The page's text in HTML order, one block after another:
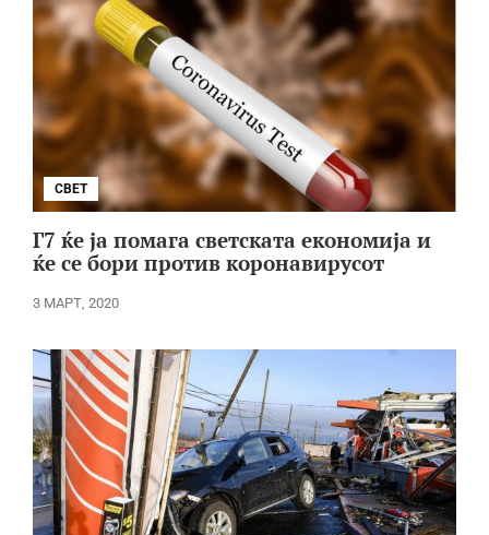
СВЕТ
Г7 ќе ја помага светската економија и
ќе се бори против коронавирусот
3 МАРТ, 2020